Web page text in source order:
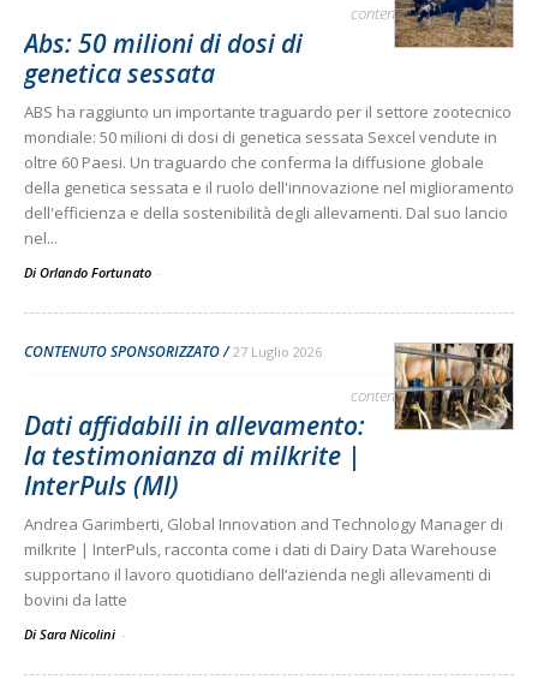
contenuto sponsorizzato
Abs: 50 milioni di dosi di
genetica sessata
ABS ha raggiunto un importante traguardo per il settore zootecnico
mondiale: 50 milioni di dosi di genetica sessata Sexcel vendute in
oltre 60 Paesi. Un traguardo che conferma la diffusione globale
della genetica sessata e il ruolo dell'innovazione nel miglioramento
dell'efficienza e della sostenibilità degli allevamenti. Dal suo lancio
nel...
Di Orlando Fortunato -
CONTENUTO SPONSORIZZATO 27 Luglio 2026
contenuto sponsorizzato
Dati affidabili in allevamento:
la testimonianza di milkrite |
InterPuls (MI)
Andrea Garimberti, Global Innovation and Technology Manager di
milkrite | InterPuls, racconta come i dati di Dairy Data Warehouse
supportano il lavoro quotidiano dell’azienda negli allevamenti di
bovini da latte
Di Sara Nicolini -